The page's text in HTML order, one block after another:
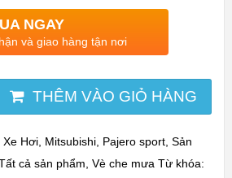
NGAY
và giao hàng tận nơi
THÊM VÀO GIỎ HÀNG
Xe Hơi, Mitsubishi, Pajero sport, Sản
cả sản phẩm Vè che mưa Từ khóa: